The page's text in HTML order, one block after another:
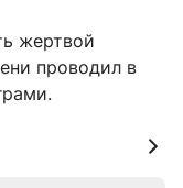
жертвой
проводил в